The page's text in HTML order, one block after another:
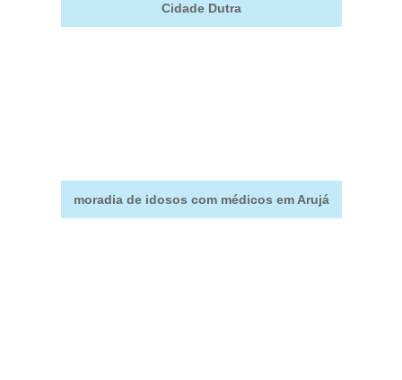
Cidade Dutra
moradia de idosos com médicos em Arujá